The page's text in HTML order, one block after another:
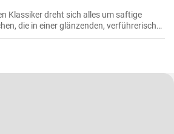
Klassiker dreht sich alles um saftige
die in einer glänzenden, verführerisch
Rotweinsauce geschmort werden.